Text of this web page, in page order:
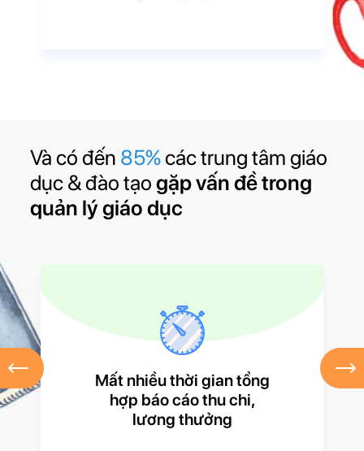
Và có đến 85%các trung tâm giáo
dục & đào tạogặp vấn đề trong
quản lý giáo dục
Mất nhiều thời gian tổng
hợp báo cáo thu chi,
lương thưởng